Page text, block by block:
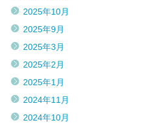
2025年10月
2025年9月
2025年3月
2025年2月
2025年1月
2024年11月
2024年10月